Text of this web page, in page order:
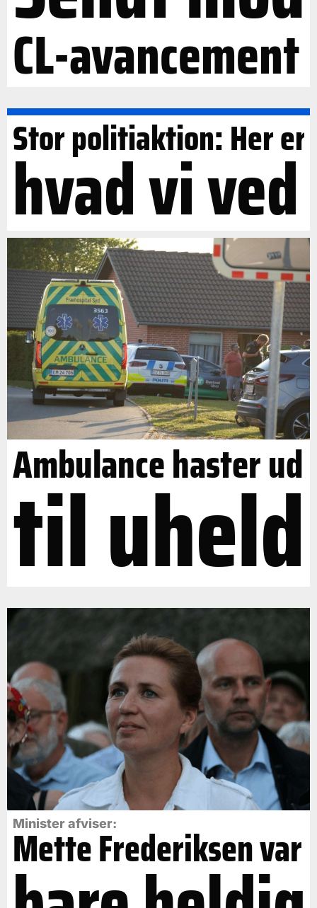
CL-avancement
Stor politiaktion: Her er
hvad vi ved
Ambulance haster ud
til uheld
Minister afviser:
Mette Frederiksen var